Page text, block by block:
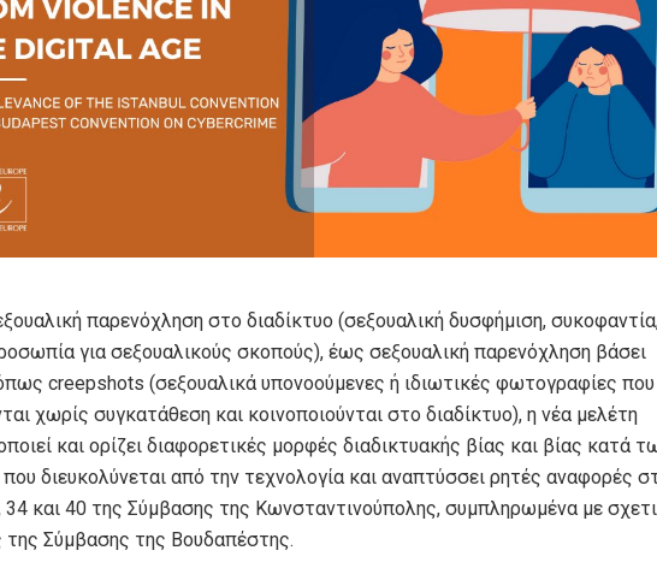
παρενόχληση στο διαδίκτυο (σεξουαλική δυσφήμιση,
για σεξουαλικούς σκοπούς), έως σεξουαλική παρενόχληση βάσει
creepshots (σεξουαλικά υπονοούμενες ή ιδιωτικές φωτογραφίες που
χωρίς συγκατάθεση και κοινοποιούνται στο διαδίκτυο), η νέα μελέτη
και ορίζει διαφορετικές μορφές διαδικτυακής βίας και βίας κατά
διευκολύνεται από την τεχνολογία και αναπτύσσει ρητές αναφορές
34 και 40 της Σύμβασης της Κωνσταντινούπολης, συμπληρωμένα με
της Σύμβασης της Βουδαπέστης.